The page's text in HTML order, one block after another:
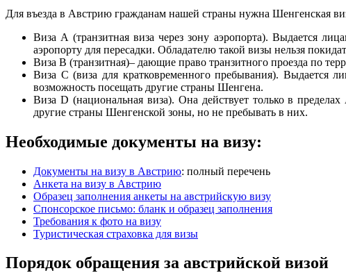
Для въезда в Австрию гражданам нашей страны нужна Шенгенская
Виза A (транзитная виза через зону аэропорта). Выдается
аэропорту для пересадки. Обладателю такой визы нельзя
Виза В (транзитная)– дающие право транзитного проезда по
Виза С (виза для кратковременного пребывания). Выдается
возможность посещать другие страны Шенгена.
Виза D (национальная виза). Она действует только в
другие страны Шенгенской зоны, но не пребывать в них.
Необходимые документы на визу:
Документы на визу в Австрию: полный перечень
Анкета на визу в Австрию
Образец заполнения анкеты на австрийскую визу
Спонсорское письмо: бланк и образец заполнения
Требования к фото на визу
Туристическая страховка для визы
Порядок обращения за австрийской визой